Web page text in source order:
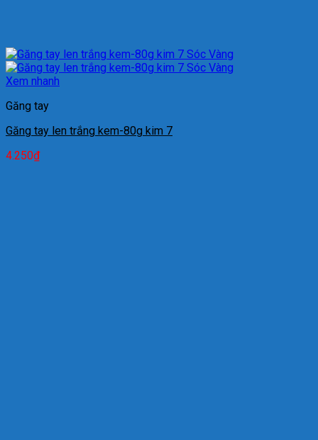
Xem nhanh
Găng tay
Găng tay len trắng kem-80g kim 7
4.250₫